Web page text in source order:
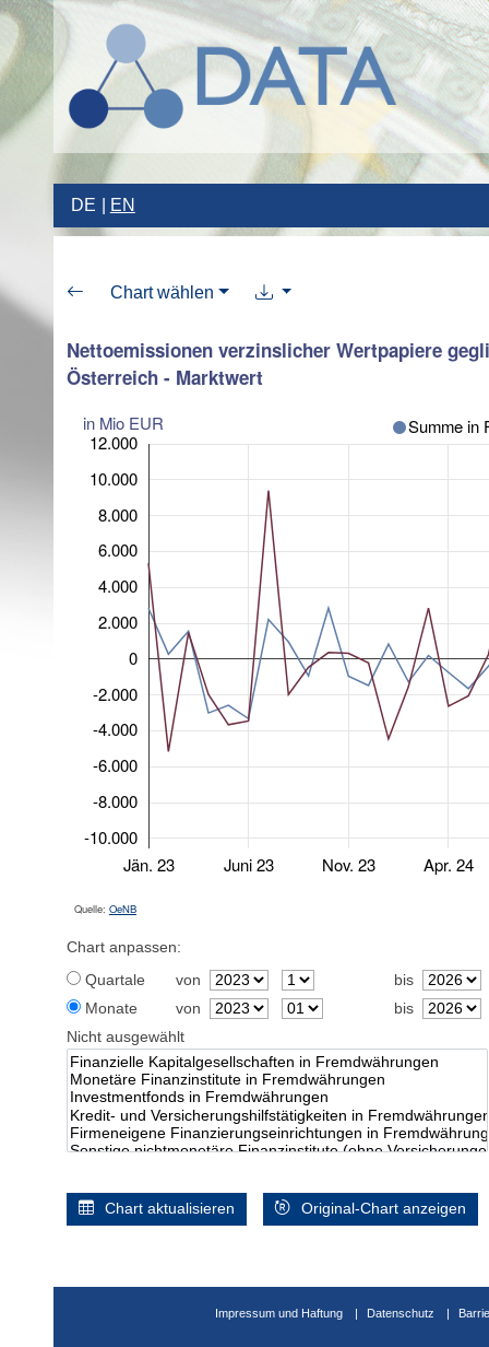
DE EN
Chart wählen
Nettoemissionen verzinslicher Wertpapiere
Österreich - Marktwert
in Mio EUR
Jän. 23 Juni 23 Nov. 23 Apr. 24
-10.000
-8.000
-6.000
-4.000
-2.000
0
2.000
4.000
6.000
8.000
10.000
12.000
Summe in
Quelle: OeNB
Chart anpassen:
Quartale
von
bis
Monate
von
bis
Nicht ausgewählt
Chart aktualisieren Original-Chart anzeigen
Impressum und Haftung Datenschutz